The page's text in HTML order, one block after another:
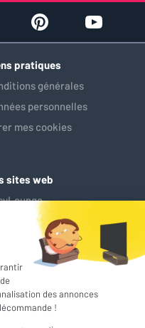
pratiques
générales
personnelles
mes cookies
sites web
au prix le plus bas pratiqué
promotionnelle